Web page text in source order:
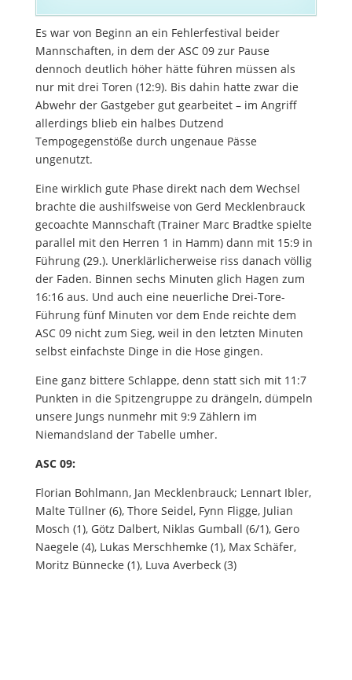
Es war von Beginn an ein Fehlerfestival beider
Mannschaften, in dem der ASC 09 zur Pause
dennoch deutlich höher hätte führen müssen als
nur mit drei Toren (12:9). Bis dahin hatte zwar die
Abwehr der Gastgeber gut gearbeitet – im Angriff
allerdings blieb ein halbes Dutzend
Tempogegenstöße durch ungenaue Pässe
ungenutzt.
Eine wirklich gute Phase direkt nach dem Wechsel
brachte die aushilfsweise von Gerd Mecklenbrauck
gecoachte Mannschaft (Trainer Marc Bradtke spielte
parallel mit den Herren 1 in Hamm) dann mit 15:9 in
Führung (29.). Unerklärlicherweise riss danach völlig
der Faden. Binnen sechs Minuten glich Hagen zum
16:16 aus. Und auch eine neuerliche Drei-Tore-
Führung fünf Minuten vor dem Ende reichte dem
ASC 09 nicht zum Sieg, weil in den letzten Minuten
selbst einfachste Dinge in die Hose gingen.
Eine ganz bittere Schlappe, denn statt sich mit 11:7
Punkten in die Spitzengruppe zu drängeln, dümpeln
unsere Jungs nunmehr mit 9:9 Zählern im
Niemandsland der Tabelle umher.
ASC 09:
Florian Bohlmann, Jan Mecklenbrauck; Lennart Ibler,
Malte Tüllner (6), Thore Seidel, Fynn Fligge, Julian
Mosch (1), Götz Dalbert, Niklas Gumball (6/1), Gero
Naegele (4), Lukas Merschhemke (1), Max Schäfer,
Moritz Bünnecke (1), Luva Averbeck (3)